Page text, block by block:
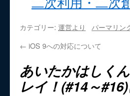
二次利用・二次
カテゴリー: 運営より
パーマリン
← iOS 9への対応について
あいたかはしく
レイ！(#14～